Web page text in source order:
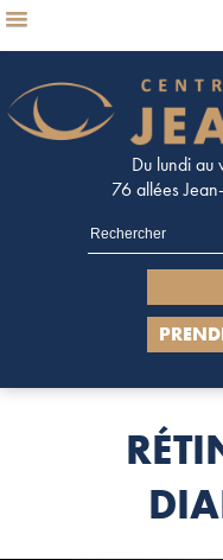
Du lundi
76 allées
Panneau de gestion des